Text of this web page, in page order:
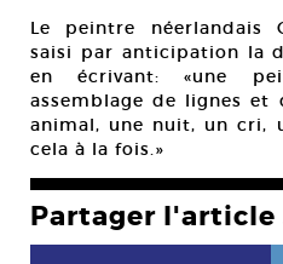
Le peintre néerlandais
saisi par anticipation la
en écrivant: «une
assemblage de lignes et
animal, une nuit, un cri,
cela à la fois.»
Partager l'article